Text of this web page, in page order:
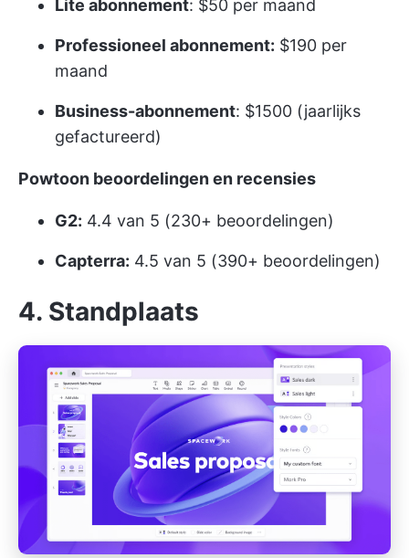
Lite abonnement: $50 per maand
Professioneel abonnement: $190 per
maand
Business-abonnement: $1500 (jaarlijks
gefactureerd)
Powtoon beoordelingen en recensies
G2: 4.4 van 5 (230+ beoordelingen)
Capterra: 4.5 van 5 (390+ beoordelingen)
4. Standplaats